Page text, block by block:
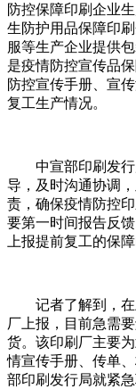
防控保障印刷企业
生防护用品保障印
服等生产企业提供
是疫情防控宣传品
防控宣传手册、宣
复工生产情况。
中宣部印刷发
导，及时沟通协调
责，确保疫情防控
要第一时间报告反
上报提前复工的保
记者了解到，
厂上报，目前急需
货。该印刷厂主要
情宣传手册、传单
部印刷发行局就紧